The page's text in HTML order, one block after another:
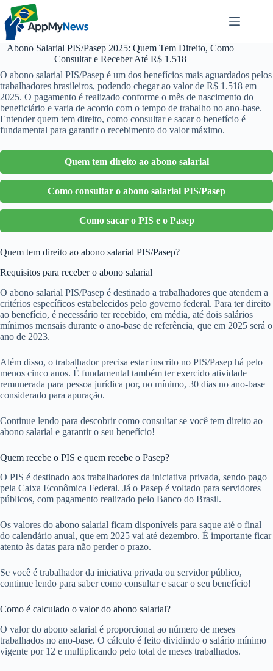
Pular
para
conteúdo
Abono Salarial PIS/Pasep 2025: Quem Tem Direito, Como
Consultar e Receber Até R$ 1.518
O abono salarial PIS/Pasep é um dos benefícios mais aguardados pelos
trabalhadores brasileiros, podendo chegar ao valor de R$ 1.518 em
2025. O pagamento é realizado conforme o mês de nascimento do
beneficiário e varia de acordo com o tempo de trabalho no ano-base.
Entender quem tem direito, como consultar e sacar o benefício é
fundamental para garantir o recebimento do valor máximo.
Quem tem direito ao abono salarial
Como consultar o abono salarial PIS/Pasep
Como sacar o PIS e o Pasep
Quem tem direito ao abono salarial PIS/Pasep?
Requisitos para receber o abono salarial
O abono salarial PIS/Pasep é destinado a trabalhadores que atendem a
critérios específicos estabelecidos pelo governo federal. Para ter direito
ao benefício, é necessário ter recebido, em média, até dois salários
mínimos mensais durante o ano-base de referência, que em 2025 será o
ano de 2023.
Além disso, o trabalhador precisa estar inscrito no PIS/Pasep há pelo
menos cinco anos. É fundamental também ter exercido atividade
remunerada para pessoa jurídica por, no mínimo, 30 dias no ano-base
considerado para apuração.
Continue lendo para descobrir como consultar se você tem direito ao
abono salarial e garantir o seu benefício!
Quem recebe o PIS e quem recebe o Pasep?
O PIS é destinado aos trabalhadores da iniciativa privada, sendo pago
pela Caixa Econômica Federal. Já o Pasep é voltado para servidores
públicos, com pagamento realizado pelo Banco do Brasil.
Os valores do abono salarial ficam disponíveis para saque até o final
do calendário anual, que em 2025 vai até dezembro. É importante ficar
atento às datas para não perder o prazo.
Se você é trabalhador da iniciativa privada ou servidor público,
continue lendo para saber como consultar e sacar o seu benefício!
Como é calculado o valor do abono salarial?
O valor do abono salarial é proporcional ao número de meses
trabalhados no ano-base. O cálculo é feito dividindo o salário mínimo
vigente por 12 e multiplicando pelo total de meses trabalhados.